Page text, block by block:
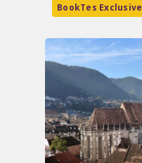
BookTes Exclusive